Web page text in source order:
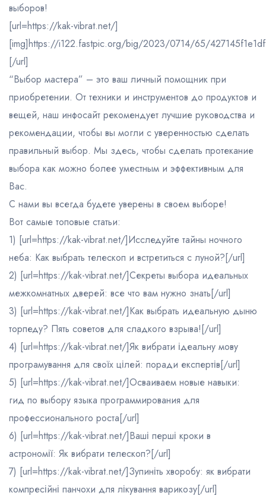
выборов!
[url=https://kak-vibrat.net/]
[img]https://i122.fastpic.org/big/2023/0714/65/
[/url]
“Выбор мастера” – это ваш личный помощник при
приобретении. От техники и инструментов до продуктов и
вещей, наш инфосайт рекомендует лучшие руководства и
рекомендации, чтобы вы могли с уверенностью сделать
правильный выбор. Мы здесь, чтобы сделать протекание
выбора как можно более уместным и эффективным для
Вас.
С нами вы всегда будете уверены в своем выборе!
Вот самые топовые статьи:
1) [url=https://kak-vibrat.net/]Исследуйте тайны ночного
неба: Как выбрать телескоп и встретиться с луной?[/url]
2) [url=https://kak-vibrat.net/]Секреты выбора идеальных
межкомнатных дверей: все что вам нужно знать[/url]
3) [url=https://kak-vibrat.net/]Как выбрать идеальную дыню
торпеду? Пять советов для сладкого взрыва![/url]
4) [url=https://kak-vibrat.net/]Як вибрати ідеальну мову
програмування для своїх цілей: поради експертів[/url]
5) [url=https://kak-vibrat.net/]Осваиваем новые навыки:
гид по выбору языка программирования для
профессионального роста[/url]
6) [url=https://kak-vibrat.net/]Ваші перші кроки в
астрономії: Як вибрати телескоп?[/url]
7) [url=https://kak-vibrat.net/]Зупиніть хворобу: як вибрати
компресійні панчохи для лікування варикозу[/url]